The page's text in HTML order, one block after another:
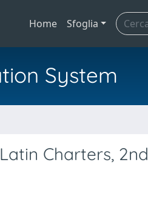
Home Sfoglia
System
Charters, 2nd